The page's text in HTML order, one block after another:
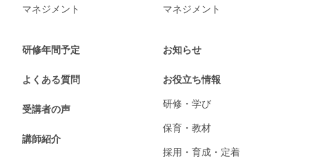
マネジメント
マネジメント
研修年間予定
よくある質問
受講者の声
講師紹介
お知らせ
お役立ち情報
研修・学び
保育・教材
採用・育成・定着